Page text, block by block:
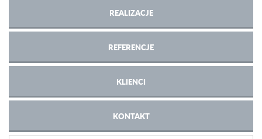
REALIZACJE
REFERENCJE
KLIENCI
KONTAKT